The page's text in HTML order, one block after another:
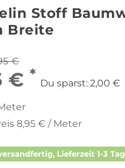
Stoff
Breite
€
€ *
Du sparst: 2,00 €
8,95 € / Meter
Lieferzeit 1-3